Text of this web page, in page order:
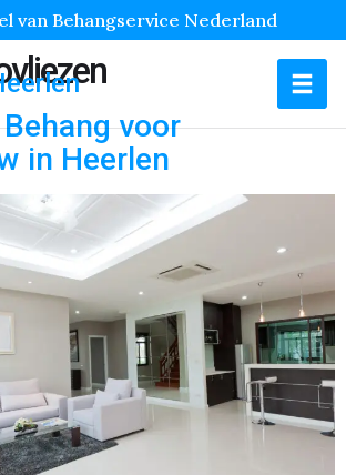
van Behangservice Nederland
voor
in Heerlen